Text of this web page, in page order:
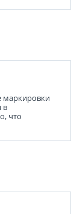
маркировки
в
что